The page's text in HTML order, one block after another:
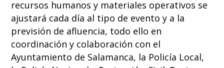
recursos humanos y materiales operativos se
ajustará cada día al tipo de evento y a la
previsión de afluencia, todo ello en
coordinación y colaboración con el
Ayuntamiento de Salamanca, la Policía Local,